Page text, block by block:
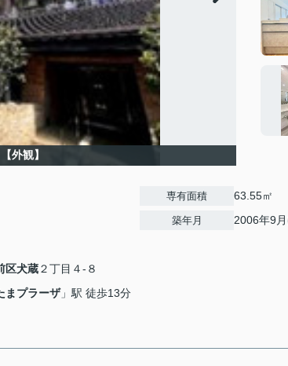
【外観】
区犬蔵２丁目４-８
まプラーザ」駅 徒歩13分
専有面積 63.55㎡
築年月 2006年9